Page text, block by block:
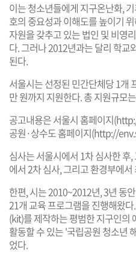
이는 청소년들에게 지구온난화,
호의 중요성과 이해도를 높이기
자원을 갖추고 있는 법인 및 비영
다. 그러나 2012년과는 달리 학교
된다.
서울시는 선정된 민간단체당 1개
만 원까지 지원한다. 총 지원규모
공고내용은 서울시 홈페이지(
공원·상수도 홈페이지(http://
심사는 서울시에서 1차 심사한 후
에서 2차 심사, 그리고 환경부에
한편, 시는 2010~2012년, 3년 동
21개 교육 프로그램을 진행해왔
(kit)를 제작하는 평범한 지구인의
활동할 수 있는 '국립공원 청소년
었다.